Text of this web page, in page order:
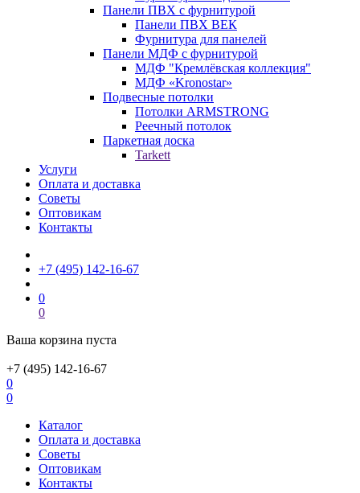
Панели ПВХ с фурнитурой
Панели ПВХ ВЕК
Фурнитура для панелей
Панели МДФ с фурнитурой
МДФ "Кремлёвская коллекция"
МДФ «Kronostar»
Подвесные потолки
Потолки ARMSTRONG
Реечный потолок
Паркетная доска
Tarkett
Услуги
Оплата и доставка
Советы
Оптовикам
Контакты
+7 (495) 142-16-67
0
0
Ваша корзина пуста
+7 (495) 142-16-67
0
0
Каталог
Оплата и доставка
Советы
Оптовикам
Контакты